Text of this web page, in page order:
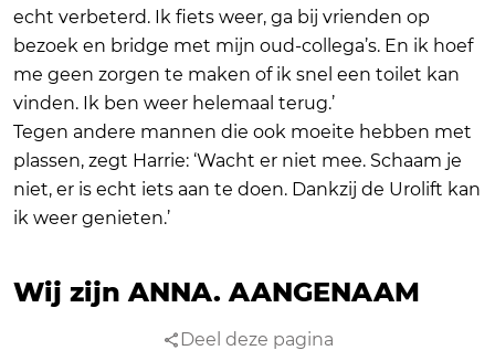
echt verbeterd. Ik fiets weer, ga bij vrienden op
bezoek en bridge met mijn oud-collega’s. En ik hoef
me geen zorgen te maken of ik snel een toilet kan
vinden. Ik ben weer helemaal terug.’
Tegen andere mannen die ook moeite hebben met
plassen, zegt Harrie: ‘Wacht er niet mee. Schaam je
niet, er is echt iets aan te doen. Dankzij de Urolift kan
ik weer genieten.’
Wij zijn ANNA.AANGENAAM
Deel deze pagina